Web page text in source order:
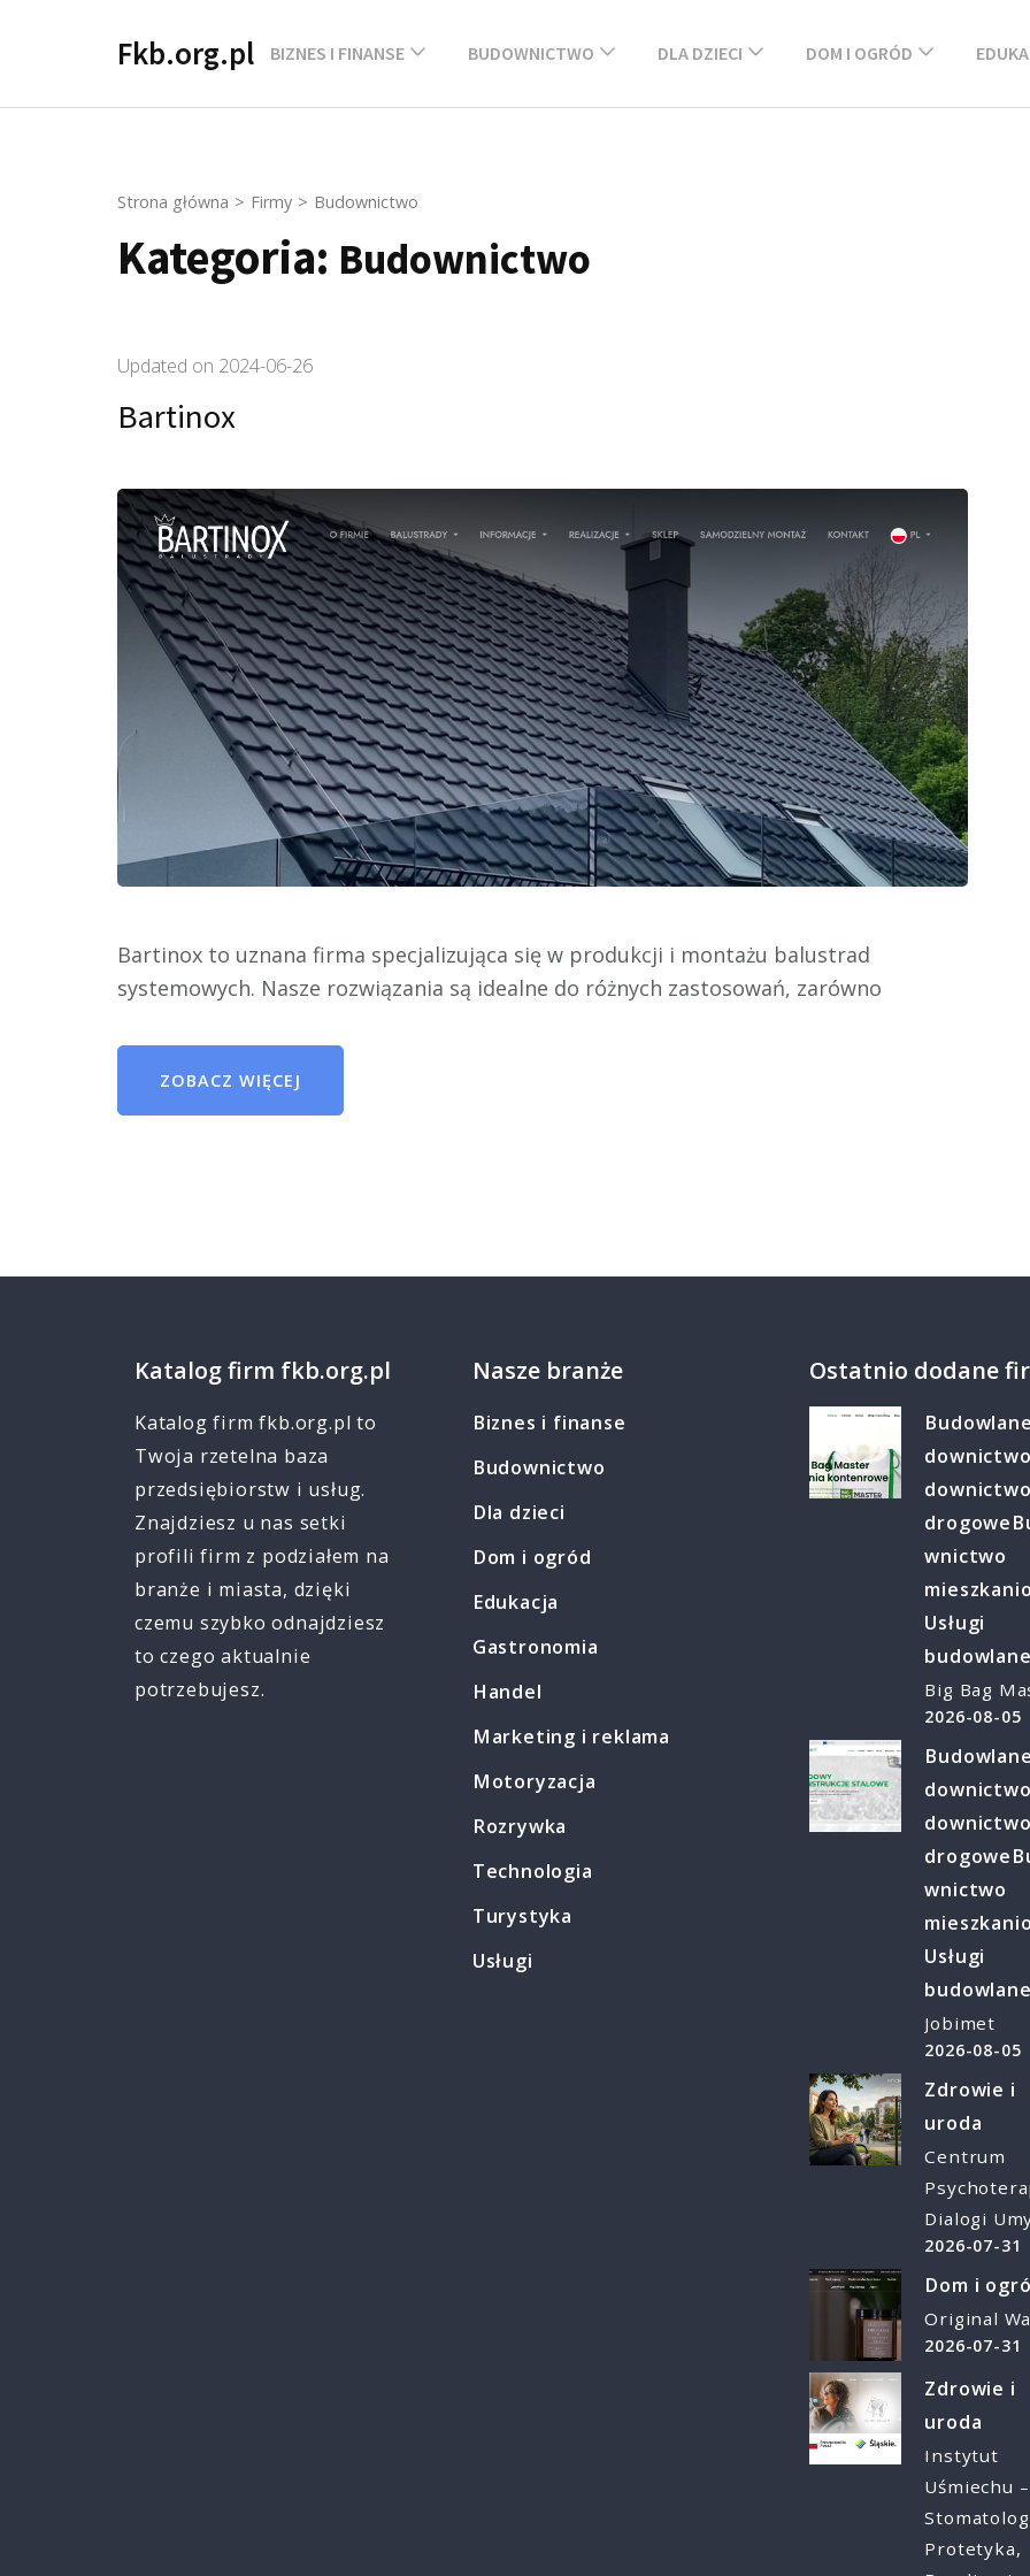
(Press
Fkb.org.pl BIZNES I FINANSE BUDOWNICTWO DLA DZIECI DOM I OGRÓD
Strona główna > Firmy > Budownictwo
Kategoria: Budownictwo
Updated on 2024-06-26
Bartinox
Bartinox to uznana firma specjalizująca się w produkcji i montażu balustrad
systemowych. Nasze rozwiązania są idealne do różnych zastosowań, zarówno
ZOBACZ WIĘCEJ
Katalog firm fkb.org.pl
Katalog firm fkb.org.pl to
Twoja rzetelna baza
przedsiębiorstw i usług.
Znajdziesz u nas setki
profili firm z podziałem na
branże i miasta, dzięki
czemu szybko odnajdziesz
to czego aktualnie
potrzebujesz.
Nasze branże
Biznes i finanse
Budownictwo
Dla dzieci
Dom i ogród
Edukacja
Gastronomia
Handel
Marketing i reklama
Motoryzacja
Rozrywka
Technologia
Turystyka
Usługi
Ostatnio dodane
Budowlane
downictwo
downictwo
drogowe
wnictwo
Usługi
budowlane
Big Bag
2026-08-05
Budowlane
downictwo
downictwo
drogowe
wnictwo
Usługi
budowlane
Jobimet
2026-08-05
Zdrowie i
uroda
Centrum
Dialogi
2026-07-31
Dom i
Original
2026-07-31
Zdrowie i
uroda
Instytut
Uśmiechu –
Protetyka,